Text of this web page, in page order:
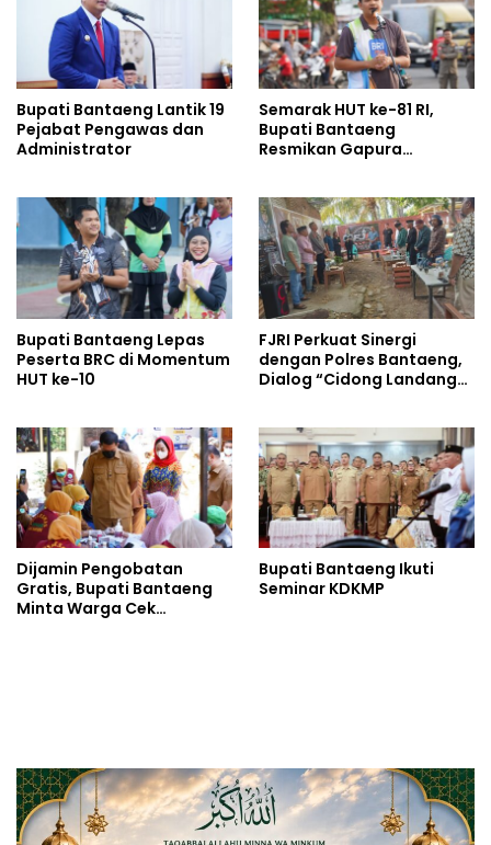
Bupati Bantaeng Lantik 19
Pejabat Pengawas dan
Administrator
Semarak HUT ke-81 RI,
Bupati Bantaeng
Resmikan Gapura
Bupati Bantaeng Lepas
Peserta BRC di Momentum
HUT ke-10
FJRI Perkuat Sinergi
dengan Polres Bantaeng,
Dialog “Cidong Landang”
Dijamin Pengobatan
Gratis, Bupati Bantaeng
Minta Warga Cek
Bupati Bantaeng Ikuti
Seminar KDKMP